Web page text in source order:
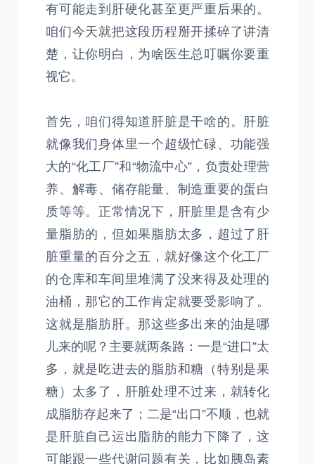
有可能走到肝硬化甚至更严重后果的。
咱们今天就把这段历程掰开揉碎了讲清
楚，让你明白，为啥医生总叮嘱你要重
视它。
首先，咱们得知道肝脏是干啥的。肝脏
就像我们身体里一个超级忙碌、功能强
大的“化工厂”和“物流中心”，负责处理营
养、解毒、储存能量、制造重要的蛋白
质等等。正常情况下，肝脏里是含有少
量脂肪的，但如果脂肪太多，超过了肝
脏重量的百分之五，就好像这个化工厂
的仓库和车间里堆满了没来得及处理的
油桶，那它的工作肯定就要受影响了。
这就是脂肪肝。那这些多出来的油是哪
儿来的呢？主要就两条路：一是“进口”太
多，就是吃进去的脂肪和糖（特别是果
糖）太多了，肝脏处理不过来，就转化
成脂肪存起来了；二是“出口”不顺，也就
是肝脏自己运出脂肪的能力下降了，这
可能跟一些代谢问题有关，比如胰岛素